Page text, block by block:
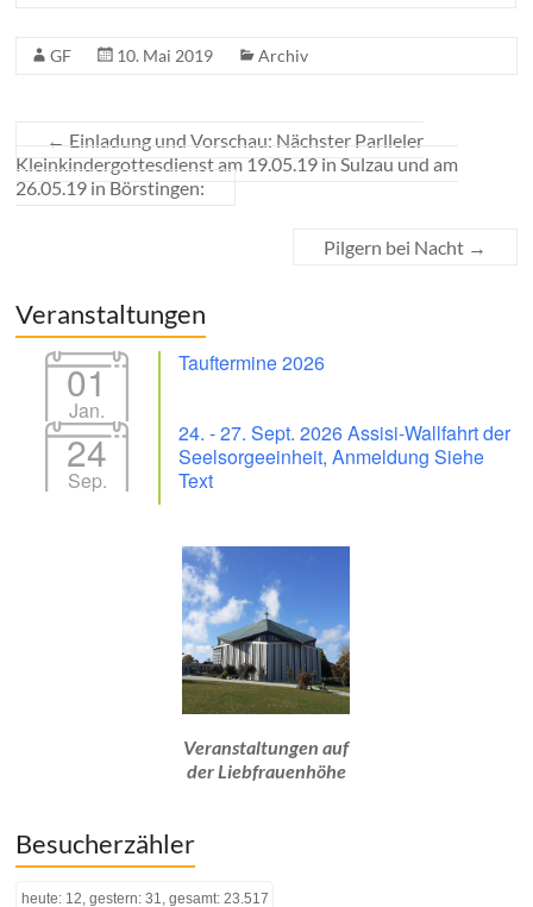
GF 10. Mai 2019 Archiv
← Einladung und Vorschau: Nächster Parlleler
Kleinkindergottesdienst am 19.05.19 in Sulzau und am
26.05.19 in Börstingen:
Pilgern bei Nacht →
Veranstaltungen
01
Jan.
Tauftermine 2026
24
Sep.
24. - 27. Sept. 2026 Assisi-Wallfahrt der
Seelsorgeeinheit, Anmeldung Siehe
Text
Veranstaltungen auf
der Liebfrauenhöhe
Besucherzähler
heute: 12, gestern: 31, gesamt: 23.517